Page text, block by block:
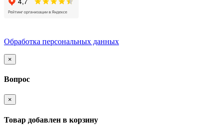
Обработка персональных данных
×
Вопрос
×
Товар добавлен в корзину